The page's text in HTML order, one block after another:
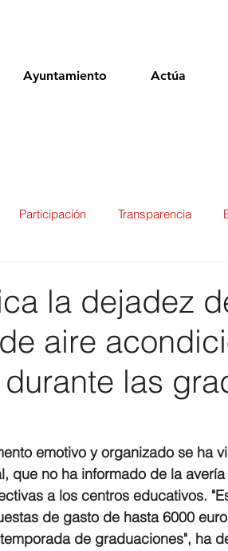
Ayuntamiento Actúa
Participación Transparencia
Sanidad Patrimonio
la dejadez
aire
las
emotivo y organizado se ha
que no ha informado de la
a los centros educativos.
de gasto de hasta 6000
de graduaciones", ha